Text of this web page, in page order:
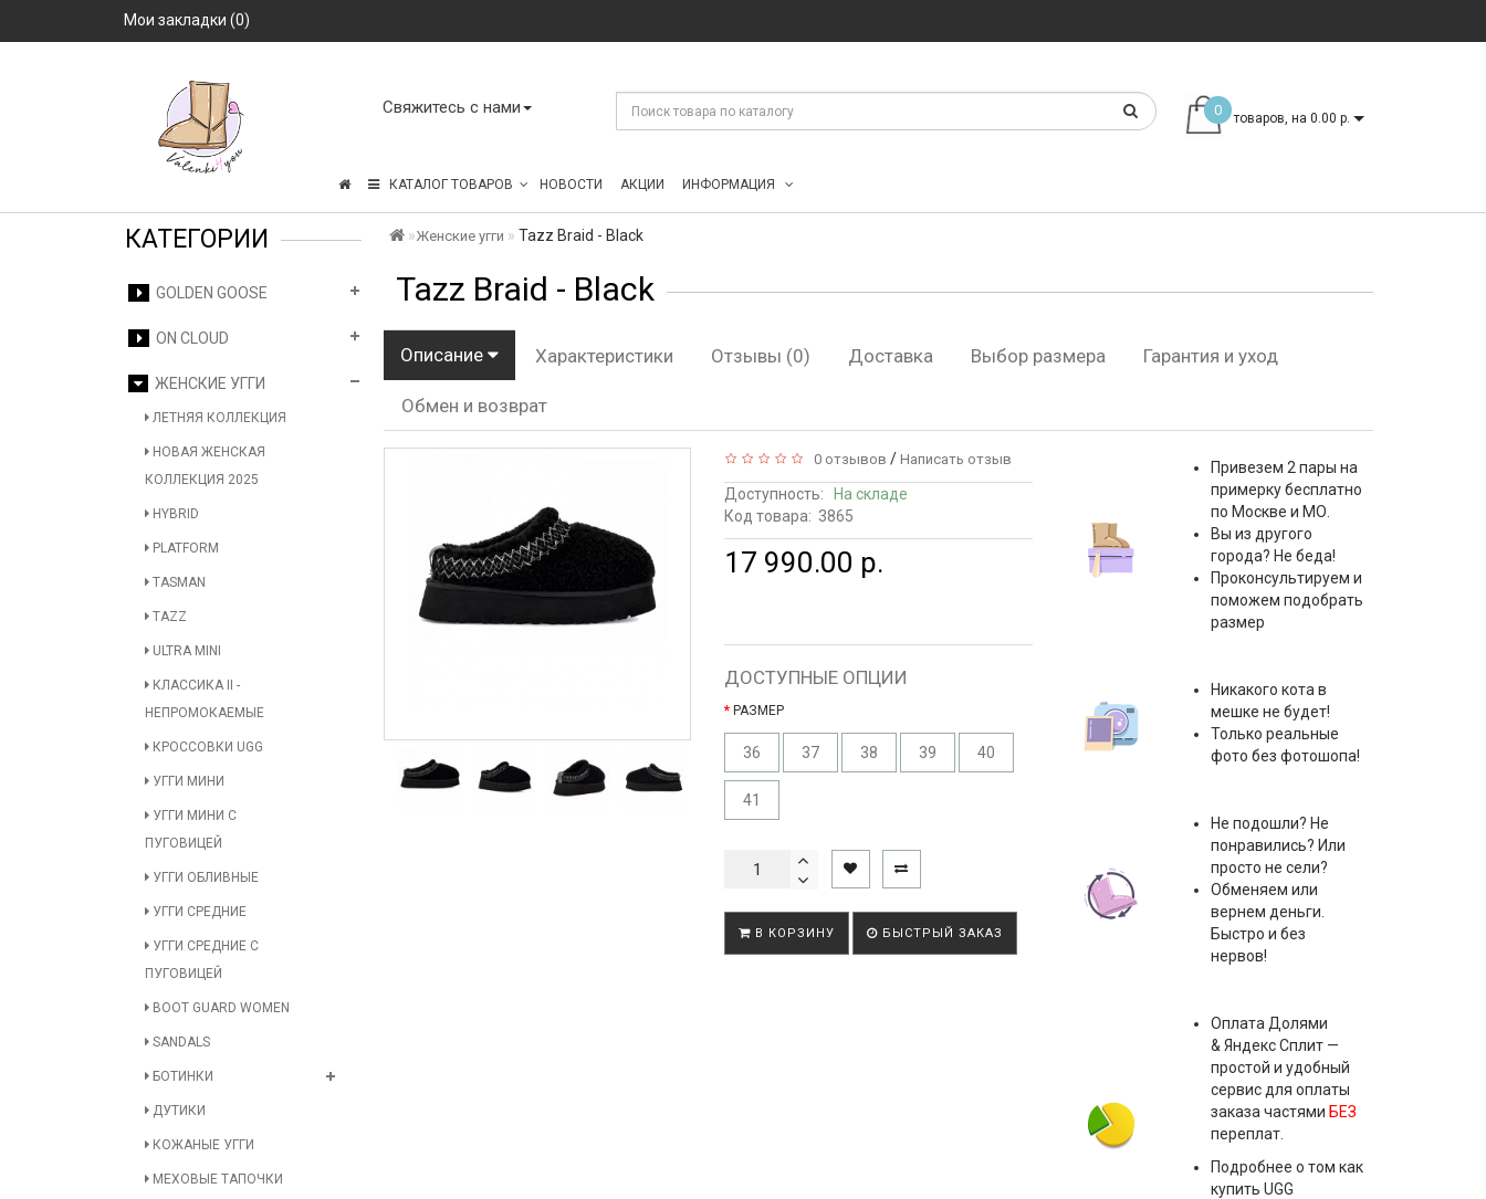
Мои закладки (0)
Свяжитесь с нами
КАТАЛОГ ТОВАРОВ НОВОСТИ АКЦИИ ИНФОРМАЦИЯ
0 товаров, на 0.00 р.
КАТЕГОРИИ
GOLDEN GOOSE
ON CLOUD
ЖЕНСКИЕ УГГИ
ЛЕТНЯЯ КОЛЛЕКЦИЯ
НОВАЯ ЖЕНСКАЯ
КОЛЛЕКЦИЯ 2025
HYBRID
PLATFORM
TASMAN
TAZZ
ULTRA MINI
КЛАССИКА II -
НЕПРОМОКАЕМЫЕ
КРОССОВКИ UGG
УГГИ МИНИ
УГГИ МИНИ С
ПУГОВИЦЕЙ
УГГИ ОБЛИВНЫЕ
УГГИ СРЕДНИЕ
УГГИ СРЕДНИЕ С
ПУГОВИЦЕЙ
BOOT GUARD WOMEN
SANDALS
БОТИНКИ
ДУТИКИ
КОЖАНЫЕ УГГИ
МЕХОВЫЕ ТАПОЧКИ
Женские угги Tazz Braid - Black
Tazz Braid - Black
Описание Характеристики Отзывы (0) Доставка Выбор размера Гарантия и уход
Обмен и возврат
0 отзывов / Написать отзыв
Доступность:
На складе
Код товара: 3865
17 990.00 р.
ДОСТУПНЫЕ ОПЦИИ
РАЗМЕР
36 37 38 39 40
41
В КОРЗИНУ БЫСТРЫЙ ЗАКАЗ
Привезем 2 пары на
примерку бесплатно
по Москве и МО.
Вы из другого
города? Не беда!
Проконсультируем и
поможем подобрать
размер
Никакого кота в
мешке не будет!
Только реальные
фото без фотошопа!
Не подошли? Не
понравились? Или
просто не сели?
Обменяем или
вернем деньги.
Быстро и без
нервов!
Оплата Долями
& Яндекс Сплит—
простой и удобный
сервис для оплаты
заказа частями БЕЗ
переплат.
Подробнее о том как
купить UGG